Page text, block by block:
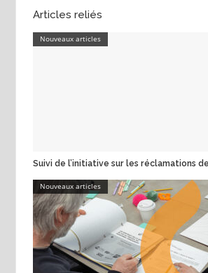
Articles reliés
Nouveaux articles
Suivi de l’initiative sur les réclamations
Nouveaux articles